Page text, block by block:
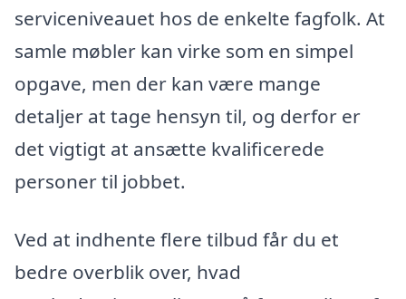
serviceniveauet hos de enkelte fagfolk. At
samle møbler kan virke som en simpel
opgave, men der kan være mange
detaljer at tage hensyn til, og derfor er
det vigtigt at ansætte kvalificerede
personer til jobbet.
Ved at indhente flere tilbud får du et
bedre overblik over, hvad